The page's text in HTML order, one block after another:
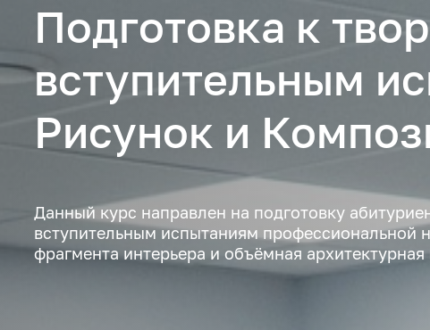
Подготовка к
вступительным
Рисунок и
Данный курс направлен на подготовку
вступительным испытаниям профессиональной
фрагмента интерьера и объёмная